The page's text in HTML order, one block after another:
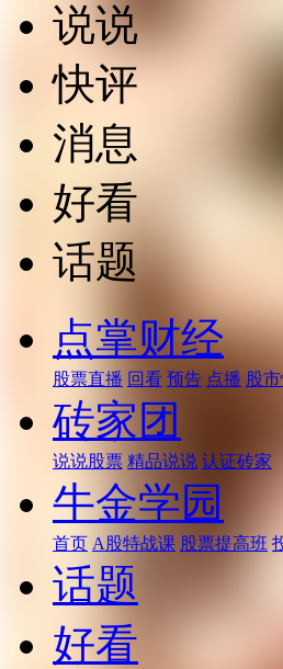
说说
快评
消息
好看
话题
点掌财经
股票直播 回看 预告 点播 股
砖家团
说说股票 精品说说 认证砖家
牛金学园
首页 A股特战课 股票提高班
话题
好看